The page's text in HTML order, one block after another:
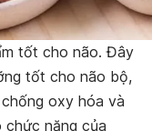
tốt cho não. Đây
tốt cho não bộ,
oxy hóa và
năng của